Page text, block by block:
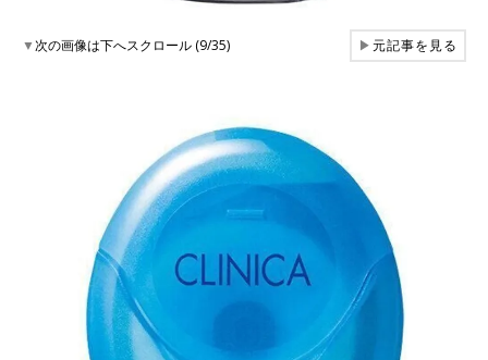
▼次の画像は下へスクロール (9/35) ▶元記事を見る